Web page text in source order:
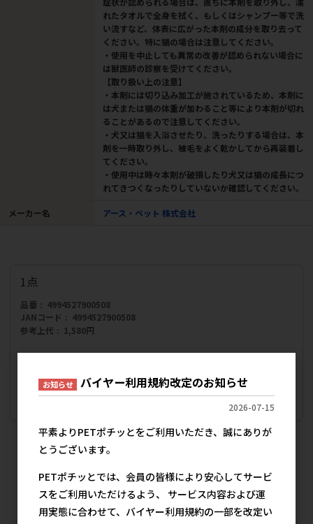
れたタオルで全身を拭く、もしくはシャンプー等で洗
い流すなど、体表に広がった本剤の成分を取り去って
ください。特に猫の場合は注意してください。
・使用を中止しても異常の改善が認められない場合に
は獣医師の診察を受けてください。
【取り扱い上の注意】
・本剤には切り込み加工が施されているため、本剤に
は犬または猫の体重が加わること等により本剤が切れ
ることがあるので注意してください。
・犬又は猫を入浴させたり、洗ったりする場合は、本
剤を一時取り外し、被毛をよく乾かしてから再装着し
てください。
・使用中は時々本剤が破損したり犬又は猫の成長につ
れてきつくなったりしていないか確認してください。
メーカー名 アース・ペット 株式会社
1点
品番
4994527900508
JANコード
4994527900508
参考上代
1,580円
注文数
ご注文には
ログインしてください
犬猫用品 防虫･殺虫剤 のみ･ダニ除け(首輪)
の人気商品
お知らせ バイヤー利用規約改定のお知らせ
2026-07-15
平素よりPETポチッとをご利用いただき、誠にありが
とうございます。
PETポチッとでは、会員の皆様により安心してサービ
スをご利用いただけるよう、 サービス内容および運
用実態に合わせて、バイヤー利用規約の一部を改定い